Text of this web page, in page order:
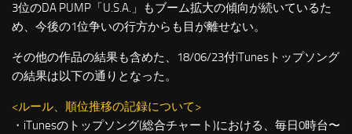
3位のDA PUMP「U.S.A.」もブーム拡大の傾向が続いているた
め、今後の1位争いの行方からも目が離せない。
その他の作品の結果も含めた、18/06/23付iTunesトップソング
の結果は以下の通りとなった。
<ルール、順位推移の記録について>
・iTunesのトップソング(総合チャート)における、毎日0時台〜